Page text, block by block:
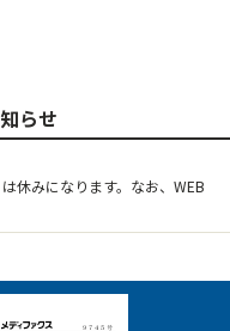
らせ
休みになります。なお、WEB